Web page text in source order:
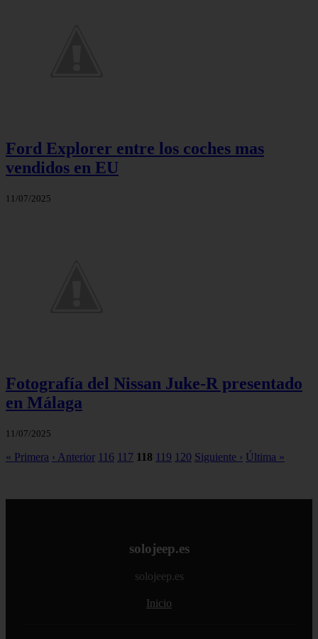
Ford Explorer entre los coches mas
vendidos en EU
11/07/2025
Fotografía del Nissan Juke-R presentado
en Málaga
11/07/2025
« Primera ‹ Anterior 116 117 118 119 120 Siguiente › Última »
solojeep.es
solojeep.es
Inicio